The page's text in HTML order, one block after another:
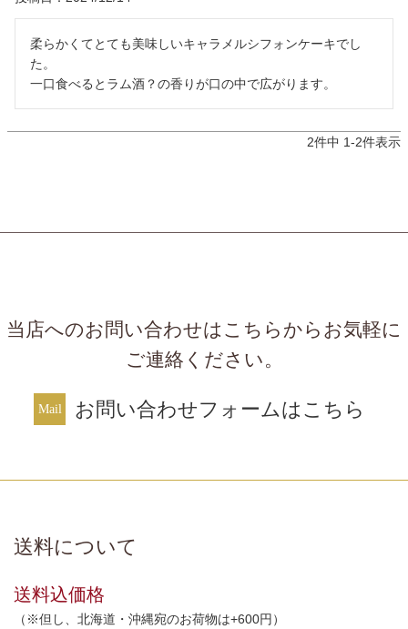
柔らかくてとても美味しいキャラメルシフォンケーキでし
た。
一口食べるとラム酒？の香りが口の中で広がります。
2件中 1-2件表示
当店へのお問い合わせはこちらからお気軽に
ご連絡ください。
お問い合わせフォームはこちら
送料について
送料込価格
（※但し、北海道・沖縄宛のお荷物は+600円）